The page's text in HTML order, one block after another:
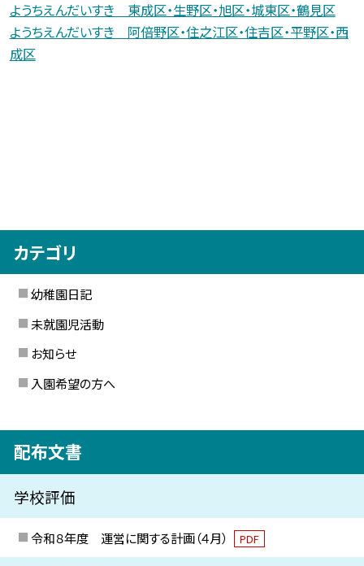
ようちえんだいすき 東成区・生野区・旭区・城東区・鶴見区
ようちえんだいすき 阿倍野区・住之江区・住吉区・平野区・西
成区
カテゴリ
幼稚園日記
未就園児活動
お知らせ
入園希望の方へ
配布文書
学校評価
令和８年度 運営に関する計画（４月） PDF